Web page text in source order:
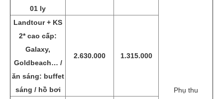
Phụ thu
01 ly
Landtour + KS
2* cao cấp:
Galaxy,
Goldbeach… /
ăn sáng: buffet
sáng / hồ bơi
2.630.000 1.315.000